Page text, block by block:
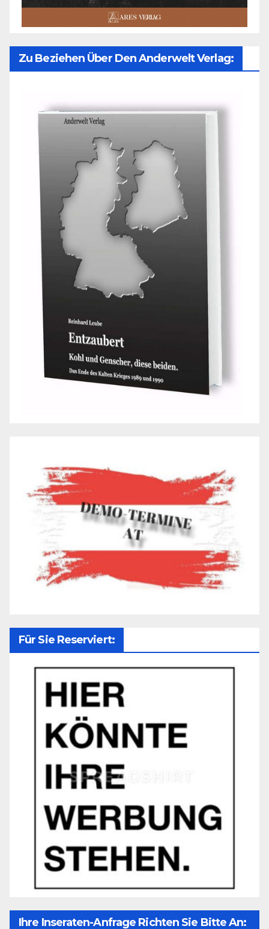
Zu Beziehen Über Den Anderwelt Verlag:
Für Sie Reserviert:
Ihre Inseraten-Anfrage Richten Sie Bitte An: